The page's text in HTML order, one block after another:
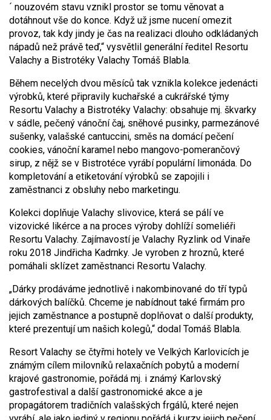
´ nouzovém stavu vznikl prostor se tomu věnovat a
dotáhnout vše do konce. Když už jsme nucení omezit
provoz, tak kdy jindy je čas na realizaci dlouho odkládaných
nápadů než právě teď,“ vysvětlil generální ředitel Resortu
Valachy a Bistrotéky Valachy Tomáš Blabla.
Během necelých dvou měsíců tak vznikla kolekce jedenácti
výrobků, které připravily kuchařské a cukrářské týmy
Resortu Valachy a Bistrotéky Valachy: obsahuje mj. škvarky
v sádle, pečený vánoční čaj, sněhové pusinky, parmezánové
sušenky, valašské cantuccini, směs na domácí pečení
cookies, vánoční karamel nebo mangovo-pomerančový
sirup, z nějž se v Bistrotéce vyrábí populární limonáda. Do
kompletování a etiketování výrobků se zapojili i
zaměstnanci z obsluhy nebo marketingu.
Kolekci doplňuje Valachy slivovice, která se pálí ve
vizovické likérce a na proces výroby dohlíží someliéři
Resortu Valachy. Zajímavostí je Valachy Ryzlink od Vinaře
roku 2018 Jindřicha Kadrnky. Je vyroben z hroznů, které
pomáhali sklízet zaměstnanci Resortu Valachy.
„Dárky prodáváme jednotlivě i nakombinované do tří typů
dárkových balíčků. Chceme je nabídnout také firmám pro
jejich zaměstnance a postupně doplňovat o další produkty,
které prezentují um našich kolegů,“ dodal Tomáš Blabla.
Resort Valachy se čtyřmi hotely ve Velkých Karlovicích je
známým cílem milovníků relaxačních pobytů a moderní
krajové gastronomie, pořádá mj. i známý Karlovský
gastrofestival a další gastronomické akce a je
propagátorem tradičních valašských frgálů, které nejen